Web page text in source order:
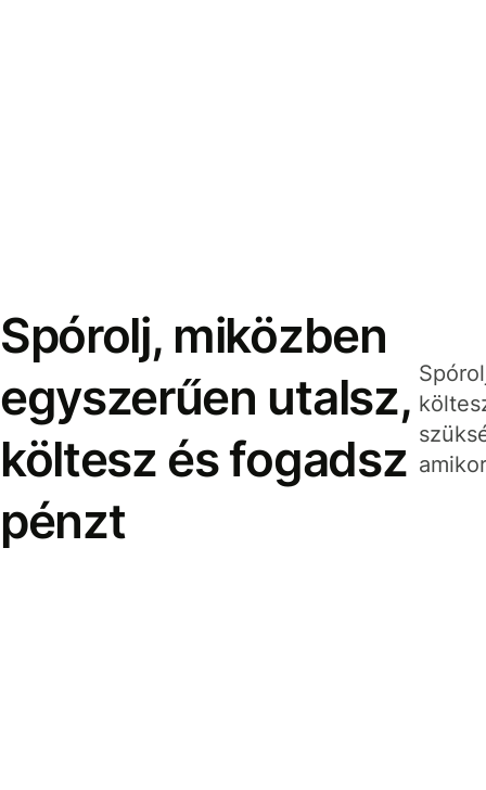
Spórolj, miközben
egyszerűen utalsz,
költesz és fogadsz
pénzt